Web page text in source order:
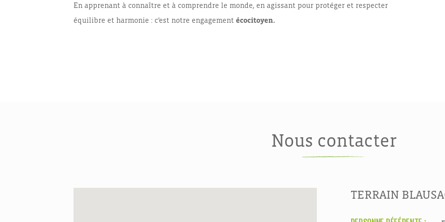
En apprenant à connaître et à comprendre le monde, en agissant pour protéger et respecter
équilibre et harmonie : c’est notre engagement écocitoyen.
Nous contacter
TERRAIN